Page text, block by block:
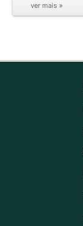
ver mais »